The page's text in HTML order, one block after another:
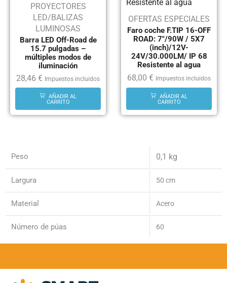
PROYECTORES
LED/BALIZAS
LUMINOSAS
Barra LED Off-Road de
15.7 pulgadas –
múltiples modos de
iluminación
28,46 € Impuestos incluidos
AÑADIR AL
CARRITO
OFERTAS ESPECIALES
Faro coche F.TIP 16-OFF
ROAD: 7″/90W / 5X7
(inch)/12V-
24V/30.000LM/ IP 68
Resistente al agua
68,00 € Impuestos incluidos
AÑADIR AL
CARRITO
Peso 0,1 kg
Largura 50 cm
Material Acero
Número de púas 60